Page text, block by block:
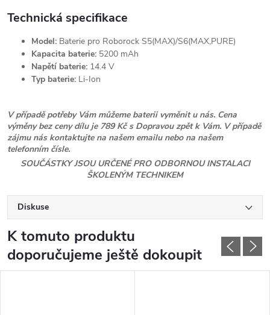
Technická specifikace
Model: Baterie pro Roborock S5(MAX)/S6(MAX,PURE)
Kapacita baterie: 5200 mAh
Napětí baterie: 14.4 V
Typ baterie: Li-Ion
V případě potřeby Vám můžeme baterii vyměnit u nás. Cena
výměny bez ceny dílu je 789 Kč s Dopravou zpět k Vám. V případě
zájmu nás kontaktujte na našem emailu nebo na našem
telefonním čísle.
SOUČÁSTKY JSOU URČENÉ PRO ODBORNOU INSTALACI
ŠKOLENÝM TECHNIKEM
Diskuse
K tomuto produktu
doporučujeme ještě dokoupit